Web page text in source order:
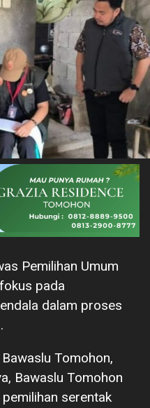
Pemilihan Umum
pada
dalam proses
Tomohon,
Bawaslu Tomohon
serentak